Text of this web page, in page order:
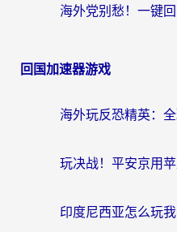
回国加速器游戏